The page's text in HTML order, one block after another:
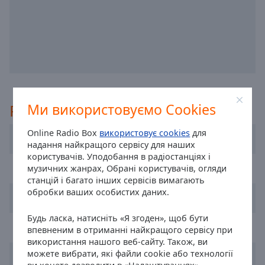
Ми використовуємо Cookies
Online Radio Box використовує cookies для
надання найкращого сервісу для наших
користувачів. Уподобання в радіостанціях і
музичних жанрах, Обрані користувачів, огляди
станцій і багато інших сервісів вимагають
обробки ваших особистих даних.
Будь ласка, натисніть «Я згоден», щоб бути
впевненим в отриманні найкращого сервісу при
використання нашого веб-сайту. Також, ви
можете вибрати, які файли cookie або технології
Fullscreen
This
modal
window.
Beginning
window.
Escape
Рекомендовані
esRadio Elche
RNE Radio Nacional
Radio 7
Cadena SER
Loca Activa